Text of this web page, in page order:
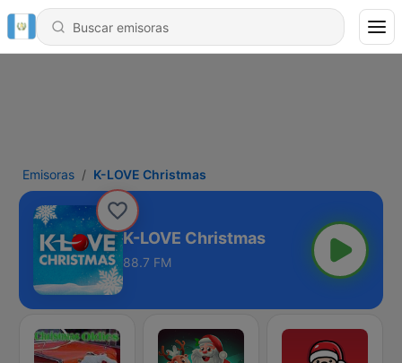
Emisoras K-LOVE Christmas
K-LOVE Christmas
88.7 FM